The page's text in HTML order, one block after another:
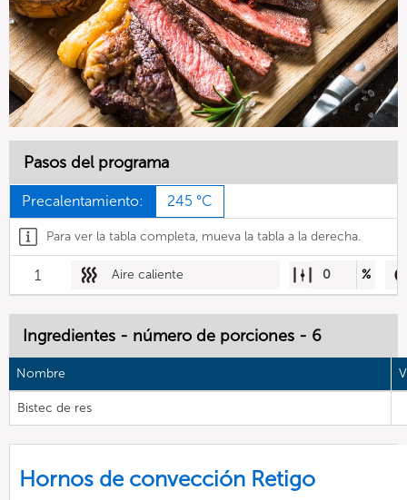
Pasos del programa
Precalentamiento: 245 °C
Para ver la tabla completa, mueva la tabla a la derecha.
1 Aire caliente 0 %
Ingredientes - número de porciones - 6
Nombre
Bistec de res
Hornos de convección Retigo